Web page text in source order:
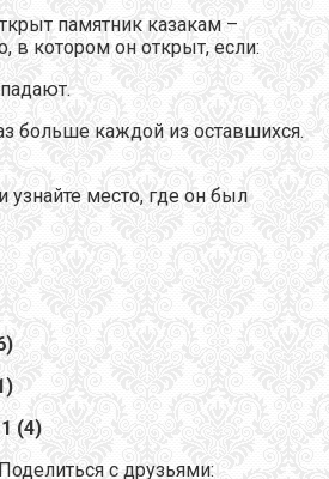
памятник казакам –
в котором он открыт, если:
больше каждой из оставшихся.
узнайте место, где он был
(4)
с друзьями: